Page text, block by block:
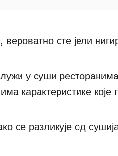
, вероватно сте јели
у суши
карактеристике које
се разликује од